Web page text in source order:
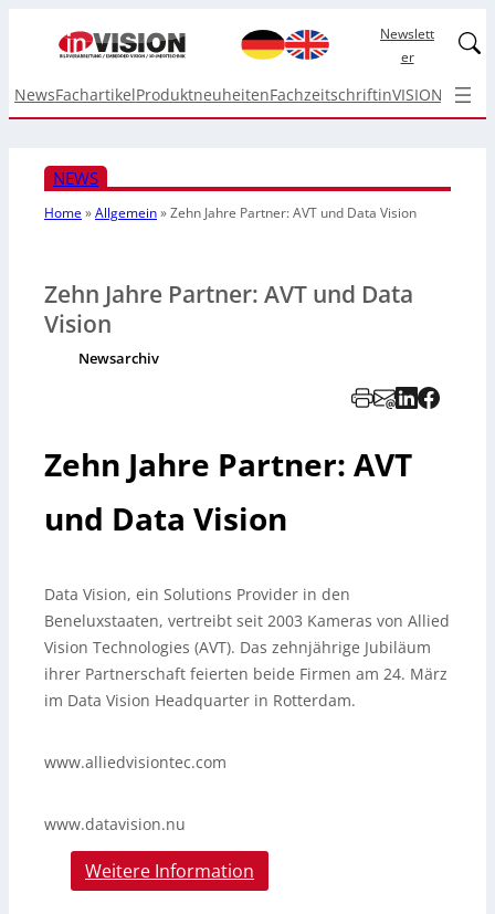
Newslett
er
NewsFachartikelProduktneuheitenFachzeitschriftinVISION Top
NEWS
Home»Allgemein»Zehn Jahre Partner: AVT und Data Vision
Zehn Jahre Partner: AVT und Data
Vision
Newsarchiv
Zehn Jahre Partner: AVT
und Data Vision
Data Vision, ein Solutions Provider in den
Beneluxstaaten, vertreibt seit 2003 Kameras von Allied
Vision Technologies (AVT). Das zehnjährige Jubiläum
ihrer Partnerschaft feierten beide Firmen am 24. März
im Data Vision Headquarter in Rotterdam.
www.alliedvisiontec.com
www.datavision.nu
Weitere Information